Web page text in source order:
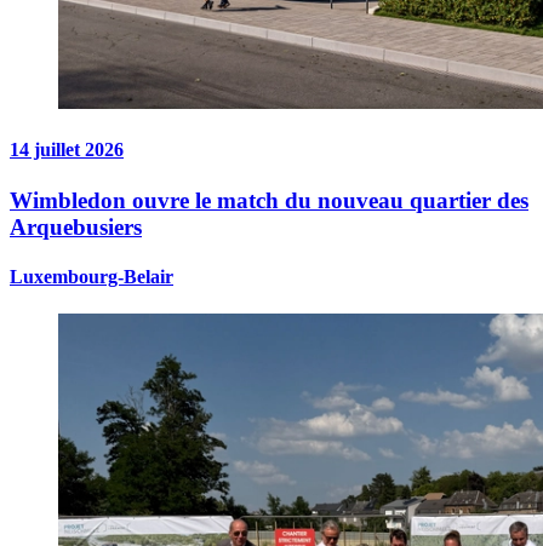
14 juillet 2026
Wimbledon ouvre le match du nouveau quartier des
Arquebusiers
Luxembourg-Belair